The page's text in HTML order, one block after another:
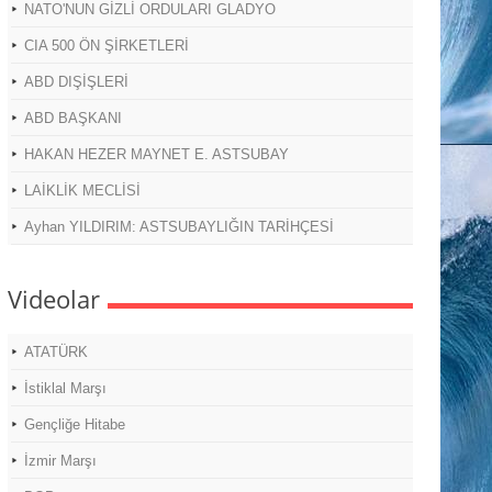
NATO'NUN GİZLİ ORDULARI GLADYO
CIA 500 ÖN ŞİRKETLERİ
ABD DIŞİŞLERİ
ABD BAŞKANI
HAKAN HEZER MAYNET E. ASTSUBAY
LAİKLİK MECLİSİ
Ayhan YILDIRIM: ASTSUBAYLIĞIN TARİHÇESİ
Videolar
ATATÜRK
İstiklal Marşı
Gençliğe Hitabe
İzmir Marşı